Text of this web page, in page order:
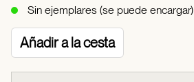
Sin ejemplares (se puede encargar)
Añadir a la cesta